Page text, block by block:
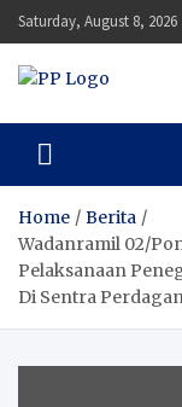
Skip
to
content
Saturday, August 8, 2026
Home
Berita
Wadanramil 02/
Pelaksanaan
Di Sentra